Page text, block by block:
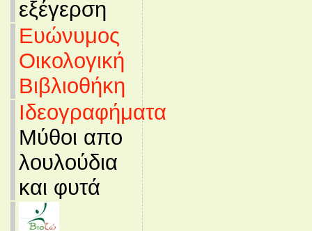
εξέγερση
Ευώνυμος
Οικολογική
Βιβλιοθήκη
Ιδεογραφήματα
Μύθοι απο
λουλούδια
και φυτά